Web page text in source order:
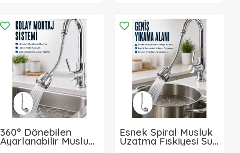
360° Dönebilen
Ayarlanabilir Musluk
Uzatma Aparatı
Esnek Spiral Musluk
Uzatma Fıskiyesi Su